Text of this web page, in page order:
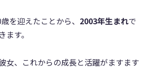
を迎えたことから、 2003年生まれで
す。
女、これからの成長と活躍がますます